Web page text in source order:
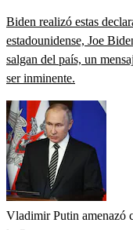
Biden realizó estas
estadounidense, Joe
salgan del país, un
ser inminente.
Vladimir Putin amenazó